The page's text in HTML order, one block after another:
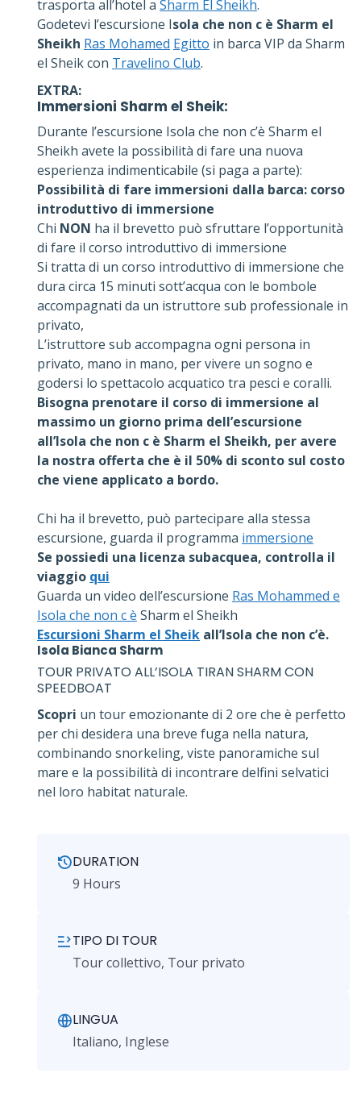
trasporta all’hotel a Sharm El Sheikh.
Godetevi l’escursione Isola che non c è Sharm el
Sheikh Ras Mohamed Egitto in barca VIP da Sharm
el Sheik con Travelino Club.
EXTRA:
Immersioni Sharm el Sheik:
Durante l’escursione Isola che non c’è Sharm el
Sheikh avete la possibilità di fare una nuova
esperienza indimenticabile (si paga a parte):
Possibilità di fare immersioni dalla barca: corso
introduttivo di immersione
Chi NON ha il brevetto può sfruttare l’opportunità
di fare il corso introduttivo di immersione
Si tratta di un corso introduttivo di immersione che
dura circa 15 minuti sott’acqua con le bombole
accompagnati da un istruttore sub professionale in
privato,
L’istruttore sub accompagna ogni persona in
privato, mano in mano, per vivere un sogno e
godersi lo spettacolo acquatico tra pesci e coralli.
Bisogna prenotare il corso di immersione al
massimo un giorno prima dell’escursione
all’Isola che non c è Sharm el Sheikh, per avere
la nostra offerta che è il 50% di sconto sul costo
che viene applicato a bordo.
Chi ha il brevetto, può partecipare alla stessa
escursione, guarda il programma immersione
Se possiedi una licenza subacquea, controlla il
viaggio qui
Guarda un video dell’escursione Ras Mohammed e
Isola che non c è Sharm el Sheikh
Escursioni Sharm el Sheik all’Isola che non c’è.
Isola Bianca Sharm
TOUR PRIVATO ALL’ISOLA TIRAN SHARM CON
SPEEDBOAT
Scopri un tour emozionante di 2 ore che è perfetto
per chi desidera una breve fuga nella natura,
combinando snorkeling, viste panoramiche sul
mare e la possibilità di incontrare delfini selvatici
nel loro habitat naturale.
DURATION
9 Hours
TIPO DI TOUR
Tour collettivo, Tour privato
LINGUA
Italiano, Inglese